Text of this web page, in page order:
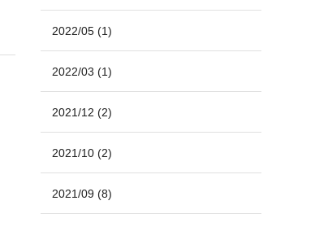
2022/05 (1)
2022/03 (1)
2021/12 (2)
2021/10 (2)
2021/09 (8)